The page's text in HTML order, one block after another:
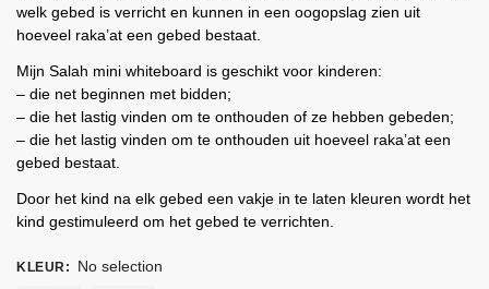
welk gebed is verricht en kunnen in een oogopslag zien uit
hoeveel raka’at een gebed bestaat.
Mijn Salah mini whiteboard is geschikt voor kinderen:
– die net beginnen met bidden;
– die het lastig vinden om te onthouden of ze hebben gebeden;
– die het lastig vinden om te onthouden uit hoeveel raka’at een
gebed bestaat.
Door het kind na elk gebed een vakje in te laten kleuren wordt het
kind gestimuleerd om het gebed te verrichten.
KLEUR: No selection